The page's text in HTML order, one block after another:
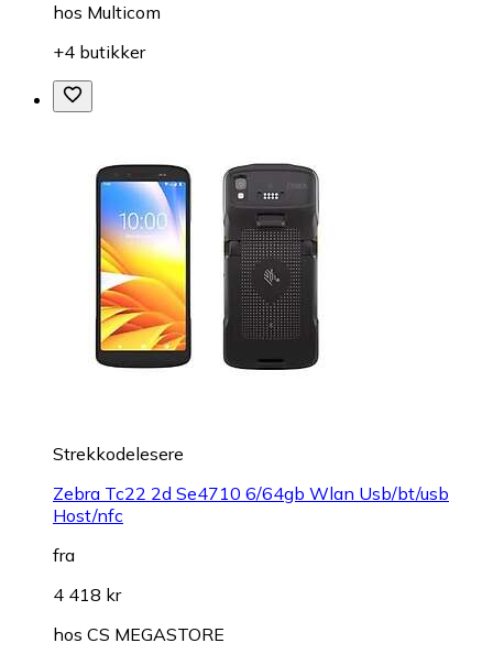
hos Multicom
+4 butikker
Strekkodelesere
Zebra Tc22 2d Se4710 6/64gb Wlan Usb/bt/usb
Host/nfc
fra
4 418 kr
hos CS MEGASTORE